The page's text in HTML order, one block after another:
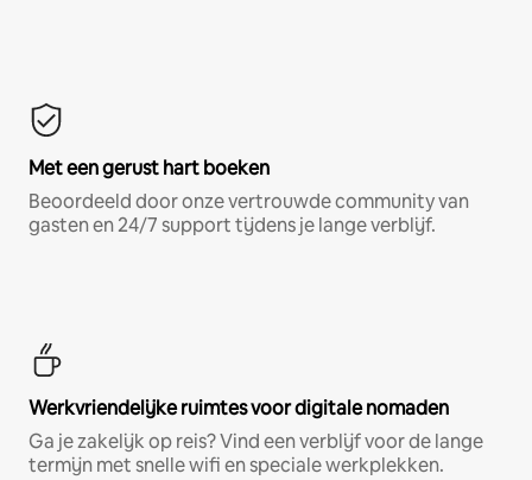
Met een gerust hart boeken
Beoordeeld door onze vertrouwde community van
gasten en 24/7 support tijdens je lange verblijf.
Werkvriendelijke ruimtes voor digitale nomaden
Ga je zakelijk op reis? Vind een verblijf voor de lange
termijn met snelle wifi en speciale werkplekken.